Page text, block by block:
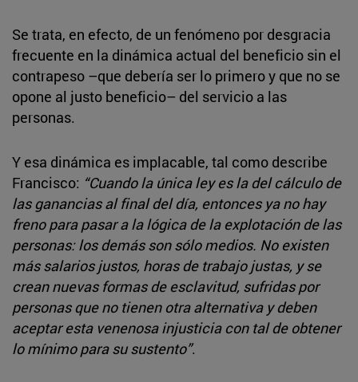
Se trata, en efecto, de un fenómeno por desgracia
frecuente en la dinámica actual del beneficio sin el
contrapeso –que debería ser lo primero y que no se
opone al justo beneficio– del servicio a las
personas.
Y esa dinámica es implacable, tal como describe
Francisco: “Cuando la única ley es la del cálculo de
las ganancias al final del día, entonces ya no hay
freno para pasar a la lógica de la explotación de las
personas: los demás son sólo medios. No existen
más salarios justos, horas de trabajo justas, y se
crean nuevas formas de esclavitud, sufridas por
personas que no tienen otra alternativa y deben
aceptar esta venenosa injusticia con tal de obtener
lo mínimo para su sustento”.